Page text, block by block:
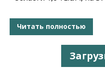
Читать полностью